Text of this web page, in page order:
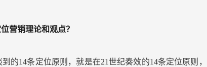
营销理论和观点？
的14条定位原则，就是在21世纪奏效的14条定位原则，